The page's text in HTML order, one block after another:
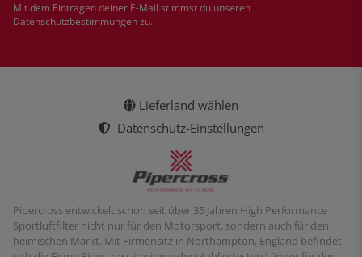
Mit dem Eintragen deiner E-Mail stimmst du unseren
Datenschutzbestimmungenzu.
Lieferland wählen
Datenschutz-Einstellungen
Pipercross entwickelt schon seit über 35 Jahren High Performance
Sportluftfilter nicht nur für den Motorsport, sondern auch für den
heimischen Markt. Mit Firmensitz in Northampton, England befindet